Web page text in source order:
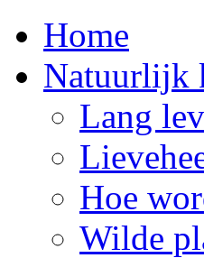
Home
Natuurlijk
Lang
Hoe
Wilde